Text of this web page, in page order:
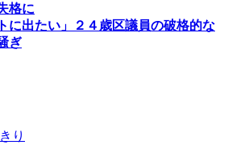
格に
に出たい」２４歳区議員の破格的な
ぎ
り